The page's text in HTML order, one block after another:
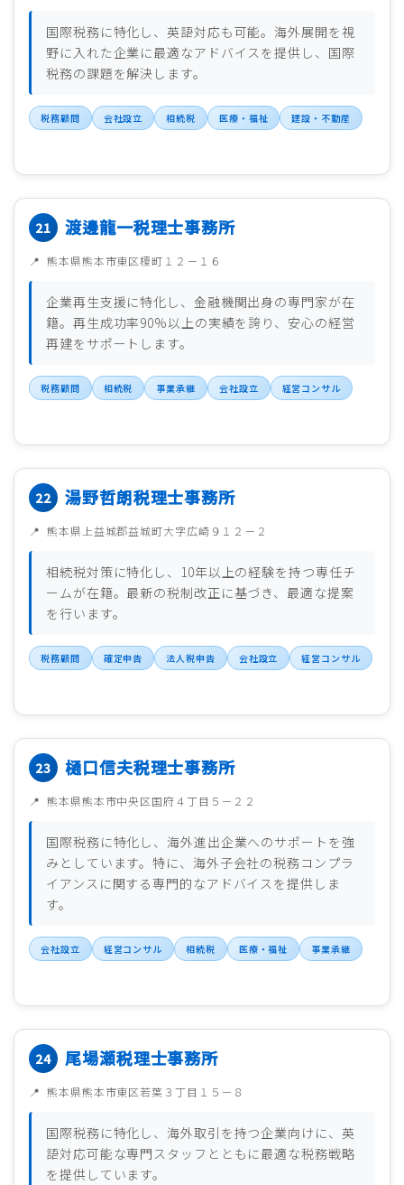
国際税務に特化し、英語対応も可能。海外展開を視
野に入れた企業に最適なアドバイスを提供し、国際
税務の課題を解決します。
税務顧問 会社設立 相続税 医療・福祉 建設・不動産
渡邊龍一税理士事務所
熊本県熊本市東区榎町１２－１６
企業再生支援に特化し、金融機関出身の専門家が在
籍。再生成功率90%以上の実績を誇り、安心の経営
再建をサポートします。
税務顧問 相続税 事業承継 会社設立 経営コンサル
湯野哲朗税理士事務所
熊本県上益城郡益城町大字広崎９１２－２
相続税対策に特化し、10年以上の経験を持つ専任チ
ームが在籍。最新の税制改正に基づき、最適な提案
を行います。
税務顧問 確定申告 法人税申告 会社設立 経営コンサル
樋口信夫税理士事務所
熊本県熊本市中央区国府４丁目５－２２
国際税務に特化し、海外進出企業へのサポートを強
みとしています。特に、海外子会社の税務コンプラ
イアンスに関する専門的なアドバイスを提供しま
す。
会社設立 経営コンサル 相続税 医療・福祉 事業承継
尾場瀬税理士事務所
熊本県熊本市東区若葉３丁目１５－８
国際税務に特化し、海外取引を持つ企業向けに、英
語対応可能な専門スタッフとともに最適な税務戦略
を提供しています。